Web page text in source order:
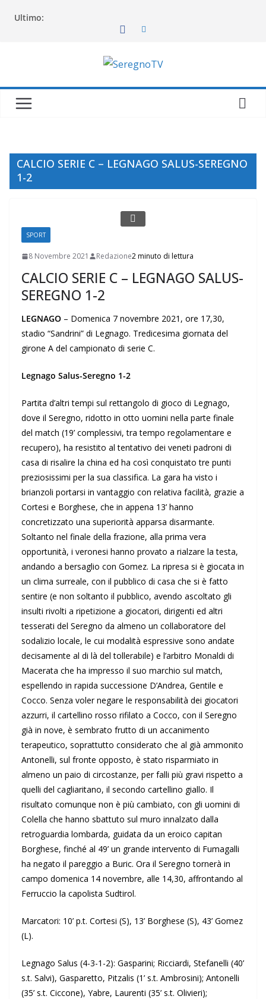
Ultimo:
CALCIO SERIE C – LEGNAGO SALUS-SEREGNO
1-2
SPORT
8 Novembre 2021 Redazione2 minuto di lettura
CALCIO SERIE C – LEGNAGO SALUS-
SEREGNO 1-2
LEGNAGO – Domenica 7 novembre 2021, ore 17,30,
stadio “Sandrini” di Legnago. Tredicesima giornata del
girone A del campionato di serie C.
Legnago Salus-Seregno 1-2
Partita d’altri tempi sul rettangolo di gioco di Legnago,
dove il Seregno, ridotto in otto uomini nella parte finale
del match (19’ complessivi, tra tempo regolamentare e
recupero), ha resistito al tentativo dei veneti padroni di
casa di risalire la china ed ha così conquistato tre punti
preziosissimi per la sua classifica. La gara ha visto i
brianzoli portarsi in vantaggio con relativa facilità, grazie a
Cortesi e Borghese, che in appena 13’ hanno
concretizzato una superiorità apparsa disarmante.
Soltanto nel finale della frazione, alla prima vera
opportunità, i veronesi hanno provato a rialzare la testa,
andando a bersaglio con Gomez. La ripresa si è giocata in
un clima surreale, con il pubblico di casa che si è fatto
sentire (e non soltanto il pubblico, avendo ascoltato gli
insulti rivolti a ripetizione a giocatori, dirigenti ed altri
tesserati del Seregno da almeno un collaboratore del
sodalizio locale, le cui modalità espressive sono andate
decisamente al di là del tollerabile) e l’arbitro Monaldi di
Macerata che ha impresso il suo marchio sul match,
espellendo in rapida successione D’Andrea, Gentile e
Cocco. Senza voler negare le responsabilità dei giocatori
azzurri, il cartellino rosso rifilato a Cocco, con il Seregno
già in nove, è sembrato frutto di un accanimento
terapeutico, soprattutto considerato che al già ammonito
Antonelli, sul fronte opposto, è stato risparmiato in
almeno un paio di circostanze, per falli più gravi rispetto a
quelli del cagliaritano, il secondo cartellino giallo. Il
risultato comunque non è più cambiato, con gli uomini di
Colella che hanno sbattuto sul muro innalzato dalla
retroguardia lombarda, guidata da un eroico capitan
Borghese, finché al 49’ un grande intervento di Fumagalli
ha negato il pareggio a Buric. Ora il Seregno tornerà in
campo domenica 14 novembre, alle 14,30, affrontando al
Ferruccio la capolista Sudtirol.
Marcatori: 10’ p.t. Cortesi (S), 13’ Borghese (S), 43’ Gomez
(L).
Legnago Salus (4-3-1-2): Gasparini; Ricciardi, Stefanelli (40’
s.t. Salvi), Gasparetto, Pitzalis (1’ s.t. Ambrosini); Antonelli
(35’ s.t. Ciccone), Yabre, Laurenti (35’ s.t. Olivieri);